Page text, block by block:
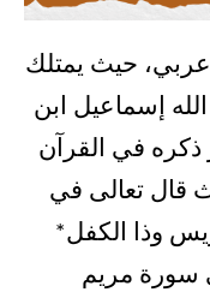
حيث يمتلك
إسماعيل ابن
ذكره في القرآن
قال تعالى في
وذا الكفل*
سورة مريم